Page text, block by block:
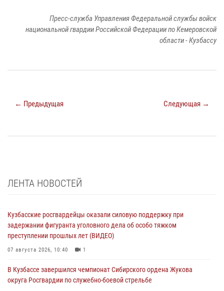
Пресс-служба Управления Федеральной службы войск
национальной гвардии Российской Федерации по Кемеровской
области - Кузбассу
← Предыдущая Следующая →
ЛЕНТА НОВОСТЕЙ
Кузбасские росгвардейцы оказали силовую поддержку при
задержании фигуранта уголовного дела об особо тяжком
преступлении прошлых лет (ВИДЕО)
07 августа 2026, 10:40 1
В Кузбассе завершился чемпионат Сибирского ордена Жукова
округа Росгвардии по служебно-боевой стрельбе